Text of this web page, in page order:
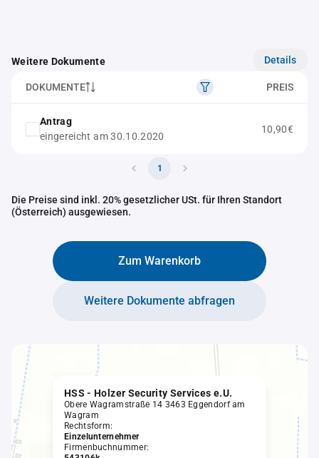
Weitere Dokumente Details
DOKUMENTE PREIS
Antrag
eingereicht am 30.10.2020
10,90€
1
Die Preise sind inkl. 20% gesetzlicher USt. für Ihren Standort
(Österreich) ausgewiesen.
Zum Warenkorb
Weitere Dokumente abfragen
HSS - Holzer Security Services e.U.
Obere Wagramstraße 14 3463 Eggendorf am
Wagram
Rechtsform:
Einzelunternehmer
Firmenbuchnummer: